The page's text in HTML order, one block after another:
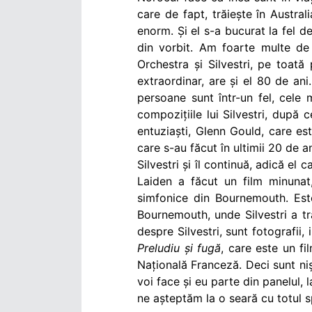
care de fapt, trăiește în
enorm. Și el s-a bucurat la fel
din vorbit. Am foarte multe de
Orchestra și Silvestri, pe
extraordinar, are și el 80 de
persoane sunt într-un fel, cele
compozițiile lui Silvestri, după
entuziaști, Glenn Gould, care
care s-au făcut în ultimii 20 de
Silvestri și îl continuă, adică el
Laiden a făcut un film
simfonice din Bournemouth.
Bournemouth, unde Silvestri a
despre Silvestri, sunt fotografii,
Preludiu și fugă, care este un
Națională Franceză. Deci sunt
voi face și eu parte din panelul,
ne așteptăm la o seară cu totul